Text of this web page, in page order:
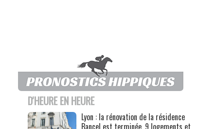
D'HEURE EN HEURE
Lyon : la rénovation de la résidence
Bancel est terminée, 9 logements et